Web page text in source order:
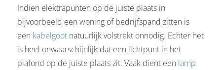
Indien elektrapunten op de juiste plaats in
bijvoorbeeld een woning of bedrijfspand zitten is
een kabelgoot natuurlijk volstrekt onnodig. Echter het
is heel onwaarschijnlijk dat een lichtpunt in het
plafond op de juiste plaats zit. Vaak dient een lamp
Hierdoor